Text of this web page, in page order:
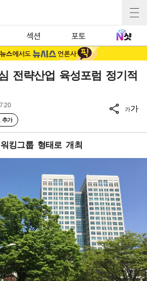
섹션 포토
전략산업 육성포럼 정기적
추가
가가
킹그룹 형태로 개최